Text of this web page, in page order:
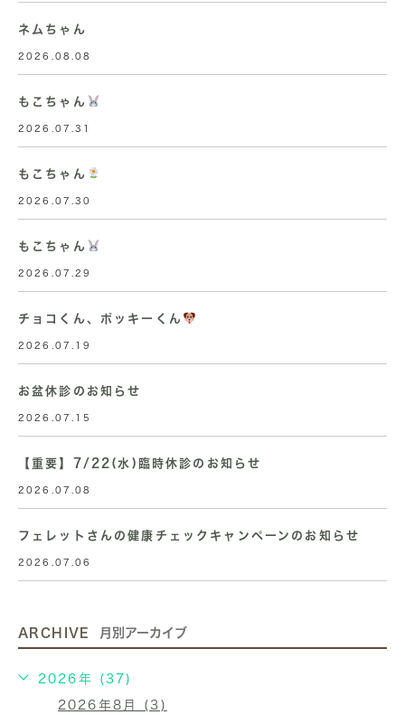
ネムちゃん
2026.08.08
もこちゃん
2026.07.31
もこちゃん
2026.07.30
もこちゃん
2026.07.29
チョコくん、ポッキーくん
2026.07.19
お盆休診のお知らせ
2026.07.15
【重要】7/22(水)臨時休診のお知らせ
2026.07.08
フェレットさんの健康チェックキャンペーンのお知らせ
2026.07.06
ARCHIVE 月別アーカイブ
2026年 (37)
2026年8月 (3)